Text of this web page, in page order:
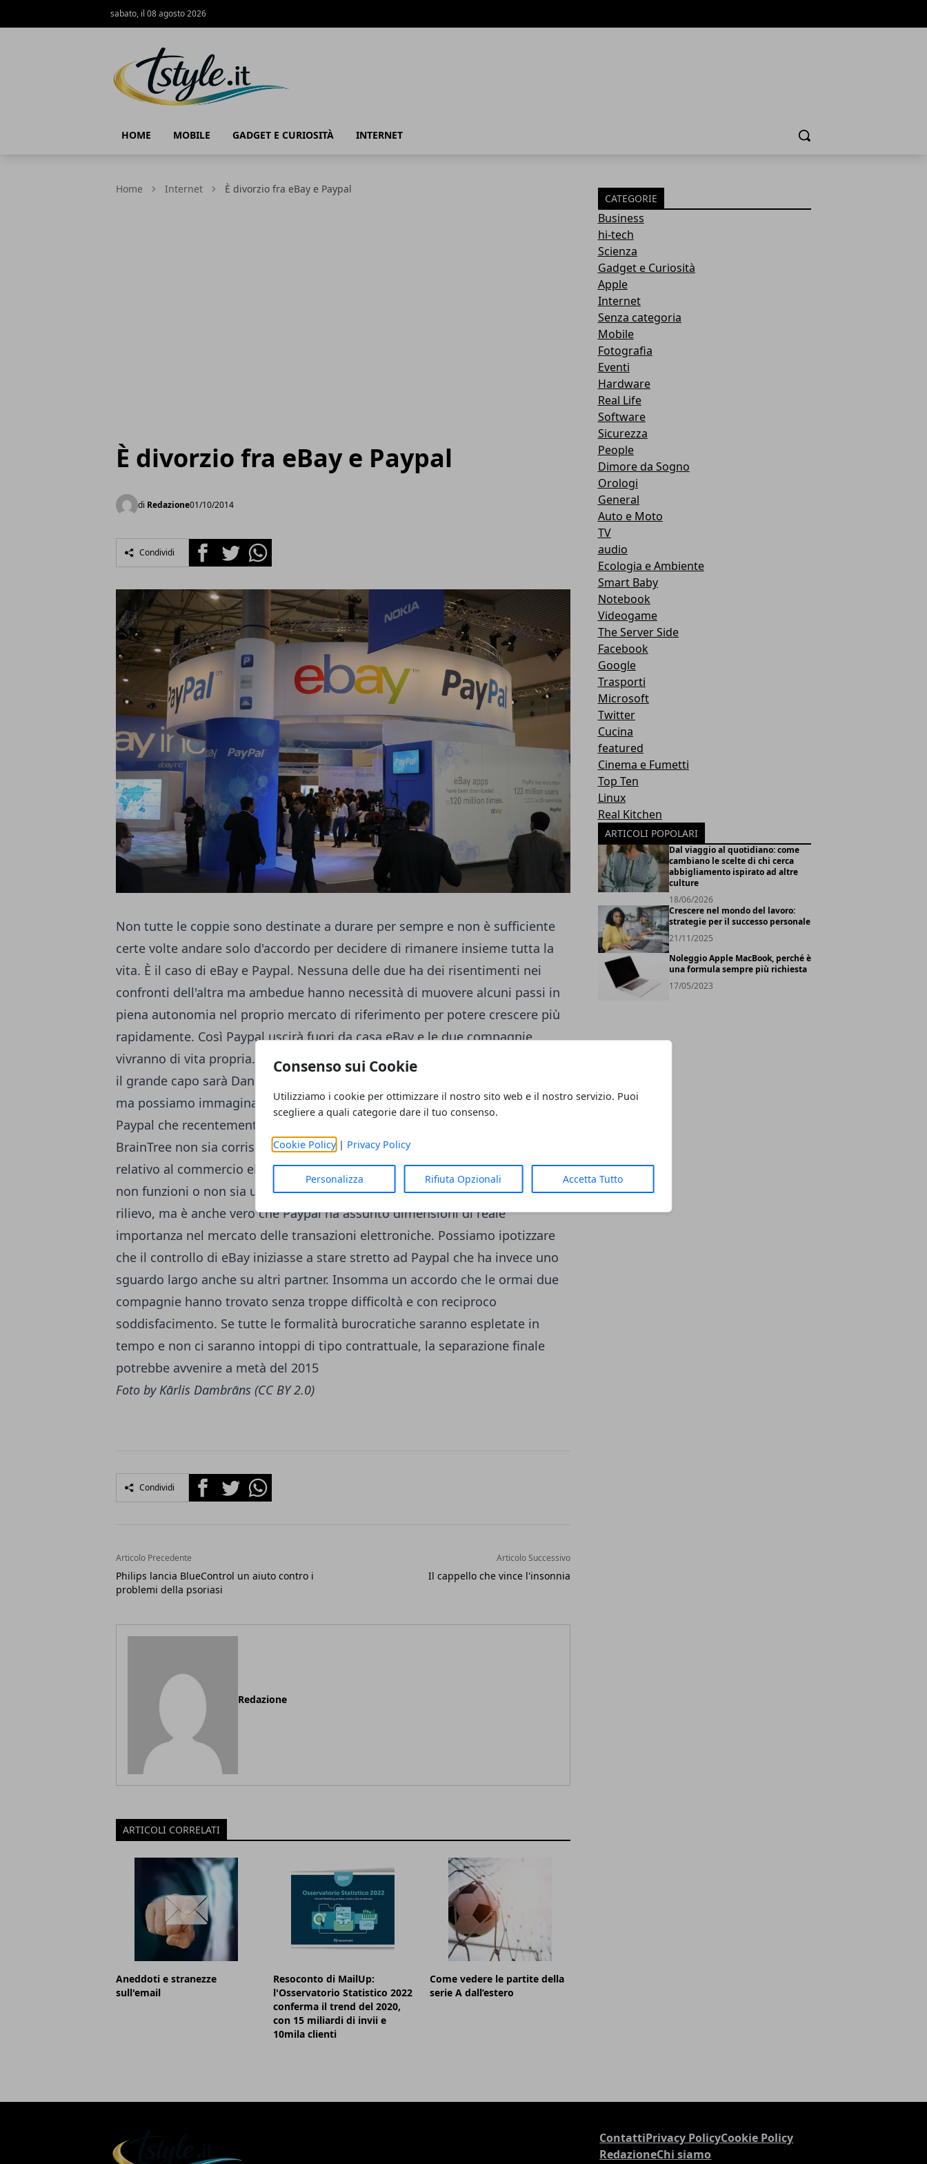
Consenso sui Cookie
Utilizziamo i cookie per ottimizzare il nostro sito web e il nostro servizio. Puoi
scegliere a quali categorie dare il tuo consenso.
Cookie Policy| Privacy Policy
Personalizza Rifiuta Opzionali Accetta Tutto
sabato, il 08 agosto 2026
HOME MOBILE GADGET E CURIOSITÀ INTERNET Cerca
Home Internet È divorzio fra eBay e Paypal
È divorzio fra eBay e Paypal
di Redazione01/10/2014
Condividi FacebookTwitterWhatsapp
Non tutte le coppie sono destinate a durare per sempre e non è sufficiente
certe volte andare solo d'accordo per decidere di rimanere insieme tutta la
vita. È il caso di eBay e Paypal. Nessuna delle due ha dei risentimenti nei
confronti dell'altra ma ambedue hanno necessità di muovere alcuni passi in
piena autonomia nel proprio mercato di riferimento per potere crescere più
rapidamente. Così Paypal uscirà fuori da casa eBay e le due compagnie
vivranno di vita propria. Devin Wenig sarà a capo di eBay, mentre per Paypal
il grande capo sarà Dan Schulman. I motivi della scissione sono complessi,
ma possiamo immaginare che a fronte di una crescita esponenziale di
Paypal che recentemente ha anche acquistato alcune compagnie come
BrainTree non sia corrisposta una crescita altrettanto forte del settore
relativo al commercio elettronico diretto sostenuto da eBay. Non che eBay
non funzioni o non sia un'azienda di successo e con fatturati di estremo
rilievo, ma è anche vero che Paypal ha assunto dimensioni di reale
importanza nel mercato delle transazioni elettroniche. Possiamo ipotizzare
che il controllo di eBay iniziasse a stare stretto ad Paypal che ha invece uno
sguardo largo anche su altri partner. Insomma un accordo che le ormai due
compagnie hanno trovato senza troppe difficoltà e con reciproco
soddisfacimento. Se tutte le formalità burocratiche saranno espletate in
tempo e non ci saranno intoppi di tipo contrattuale, la separazione finale
potrebbe avvenire a metà del 2015
Foto by Kārlis Dambrāns (CC BY 2.0)
Condividi FacebookTwitterWhatsapp
Articolo Precedente
Philips lancia BlueControl un aiuto contro i
problemi della psoriasi
Articolo Successivo
Il cappello che vince l'insonnia
Redazione
ARTICOLI CORRELATI
Aneddoti e stranezze
sull'email
Resoconto di MailUp:
l'Osservatorio Statistico 2022
conferma il trend del 2020,
con 15 miliardi di invii e
10mila clienti
Come vedere le partite della
serie A dall’estero
CATEGORIE
Business
hi-tech
Scienza
Gadget e Curiosità
Apple
Internet
Senza categoria
Mobile
Fotografia
Eventi
Hardware
Real Life
Software
Sicurezza
People
Dimore da Sogno
Orologi
General
Auto e Moto
TV
audio
Ecologia e Ambiente
Smart Baby
Notebook
Videogame
The Server Side
Facebook
Google
Trasporti
Microsoft
Twitter
Cucina
featured
Cinema e Fumetti
Top Ten
Linux
Real Kitchen
ARTICOLI POPOLARI
Dal viaggio al quotidiano: come
cambiano le scelte di chi cerca
abbigliamento ispirato ad altre
culture
18/06/2026
Crescere nel mondo del lavoro:
strategie per il successo personale
21/11/2025
Noleggio Apple MacBook, perché è
una formula sempre più richiesta
17/05/2023
ContattiPrivacy PolicyCookie Policy
RedazioneChi siamo